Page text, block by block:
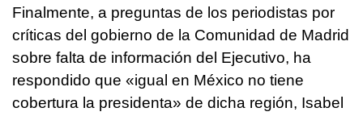
Finalmente, a preguntas de los periodistas por
críticas del gobierno de la Comunidad de Madrid
sobre falta de información del Ejecutivo, ha
respondido que «igual en México no tiene
cobertura la presidenta» de dicha región, Isabel